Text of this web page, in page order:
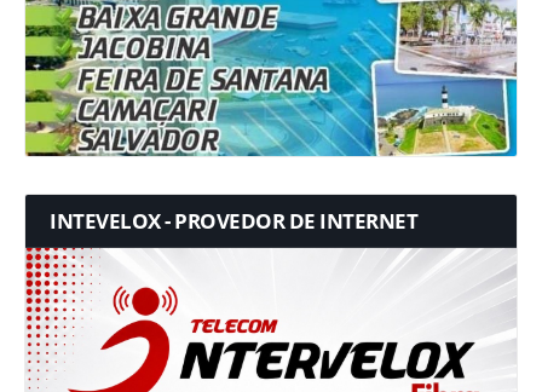
INTEVELOX - PROVEDOR DE INTERNET